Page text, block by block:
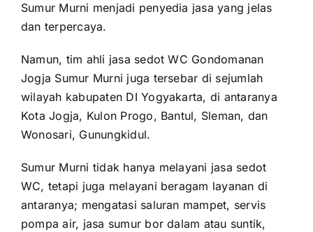
Sumur Murni menjadi penyedia jasa yang jelas
dan terpercaya.
Namun, tim ahli jasa sedot WC Gondomanan
Jogja Sumur Murni juga tersebar di sejumlah
wilayah kabupaten DI Yogyakarta, di antaranya
Kota Jogja, Kulon Progo, Bantul, Sleman, dan
Wonosari, Gunungkidul.
Sumur Murni tidak hanya melayani jasa sedot
WC, tetapi juga melayani beragam layanan di
antaranya; mengatasi saluran mampet, servis
pompa air, jasa sumur bor dalam atau suntik,